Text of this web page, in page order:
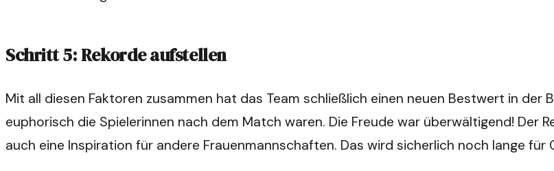
Schritt 5: Rekorde aufstellen
Mit all diesen Faktoren zusammen hat das Team schließlich einen neuen Bestwert in
euphorisch die Spielerinnen nach dem Match waren. Die Freude war überwältigend! Der
auch eine Inspiration für andere Frauenmannschaften. Das wird sicherlich noch lange